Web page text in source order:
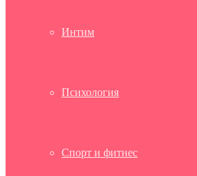
Интим
Психология
Спорт и фитнес